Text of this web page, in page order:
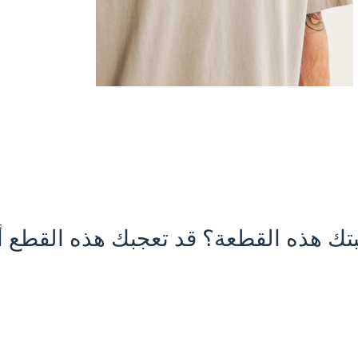
هذه القطعة؟ قد تعجبك هذه القطع